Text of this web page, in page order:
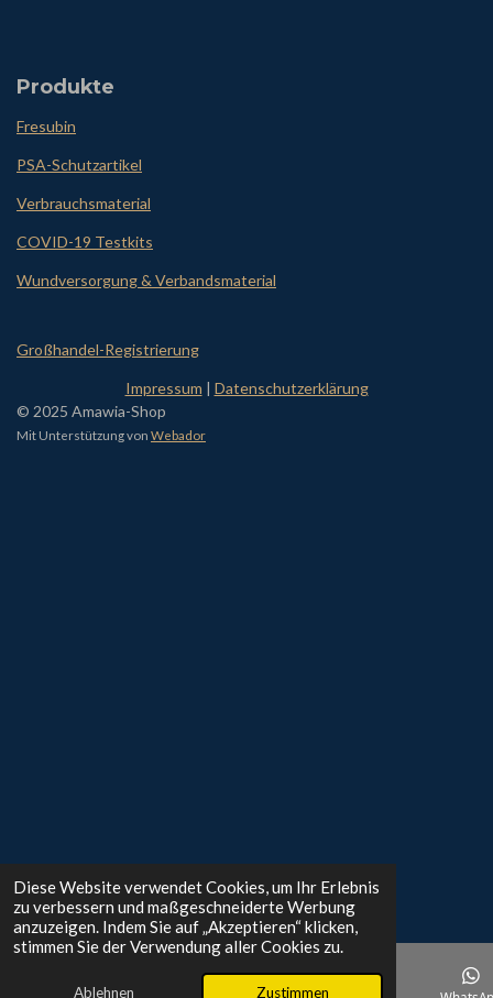
Diese Website verwendet Cookies, um Ihr Erlebnis
zu verbessern und maßgeschneiderte Werbung
anzuzeigen. Indem Sie auf „Akzeptieren“ klicken,
stimmen Sie der Verwendung aller Cookies zu.
Ablehnen Zustimmen
Produkte
Fresubin
PSA-Schutzartikel
Verbrauchsmaterial
COVID-19 Testkits
Wundversorgung & Verbandsmaterial
Großhandel-Registrierung
Impressum | Datenschutzerklärung
© 2025 Amawia-Shop
Mit Unterstützung von Webador